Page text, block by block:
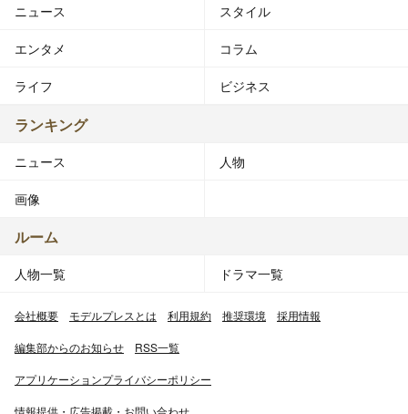
ニュース スタイル
エンタメ コラム
ライフ ビジネス
ランキング
ニュース 人物
画像
ルーム
人物一覧 ドラマ一覧
会社概要 モデルプレスとは 利用規約 推奨環境 採用情報
編集部からのお知らせ RSS一覧
アプリケーションプライバシーポリシー
情報提供・広告掲載・お問い合わせ